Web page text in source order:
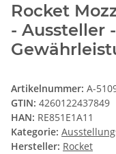
Rocket
- Aussteller
Artikelnummer: A-
GTIN: 4260122437849
HAN: RE851E1A11
Kategorie:
Hersteller: Rocket